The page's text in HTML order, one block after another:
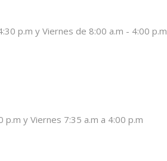
p.m y Viernes de 8:00 a.m - 4:00 p.m
p.m y Viernes 7:35 a.m a 4:00 p.m